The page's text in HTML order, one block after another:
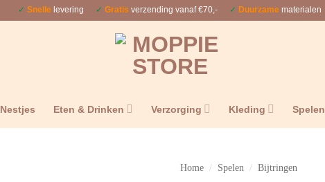
✓ Snelle levering ✓ Gratis verzending vanaf €70,- ✓ Duurzame materialen
Nestjes Eten & Drinken Verzorging Kleding Spelen
Home / Spelen / Bijtringen